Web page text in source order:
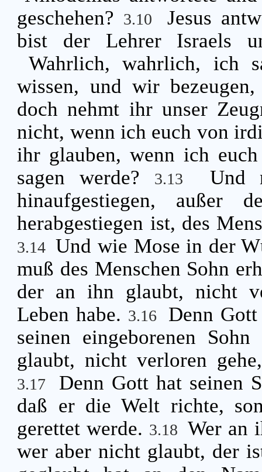
geschehen?
3.10
Jesus
bist der Lehrer Israels
Wahrlich, wahrlich, ich
wissen, und wir
doch nehmt ihr unser
nicht, wenn ich euch von
ihr glauben, wenn ich
sagen werde?
3.13
Und
hinaufgestiegen, außer
herabgestiegen ist, des
3.14 Und wie Mose in der
muß des Menschen Sohn
der an ihn glaubt, nicht
Leben habe. 3.16
Denn
seinen eingeborenen
glaubt, nicht verloren
3.17
Denn Gott hat seinen
daß er die Welt richte,
gerettet werde. 3.18 Wer an
wer aber nicht glaubt, der